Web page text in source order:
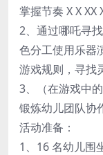
掌握节奏 X X XX X
2、通过哪吒寻
色分工使用乐器
游戏规则，寻找
3、（在游戏中
锻炼幼儿团队协
活动准备：
1、16 名幼儿围